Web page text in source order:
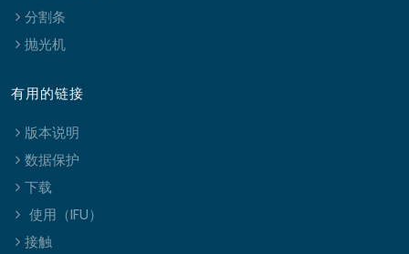
分割条
抛光机
有用的链接
版本说明
数据保护
下载
使用（IFU）
接触